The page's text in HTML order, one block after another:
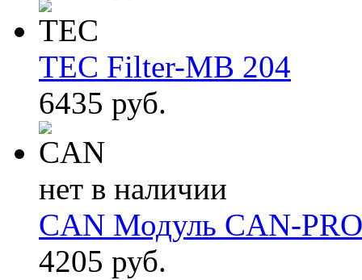
TEC Filter-MB 204
6435 руб.
нет в наличии
CAN Модуль CAN-PRO
4205 руб.